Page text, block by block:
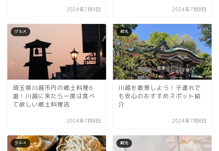
2024年7月9日 2024年7月8日
グルメ
埼玉県川越市内の郷土料理6
選！川越に来たら一度は食べ
て欲しい郷土料理店
2024年7月8日
観光
川越を散策しよう！子連れで
も安心のおすすめスポット紹
介
2024年7月8日
グルメ 観光